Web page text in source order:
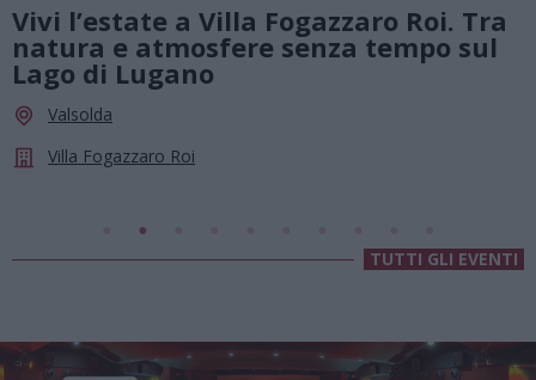
Summer Green Festival: fino al 23
agosto, musica e divertimento sotto
le stelle a Cassano Magnago
TUTTI GLI EVENTI